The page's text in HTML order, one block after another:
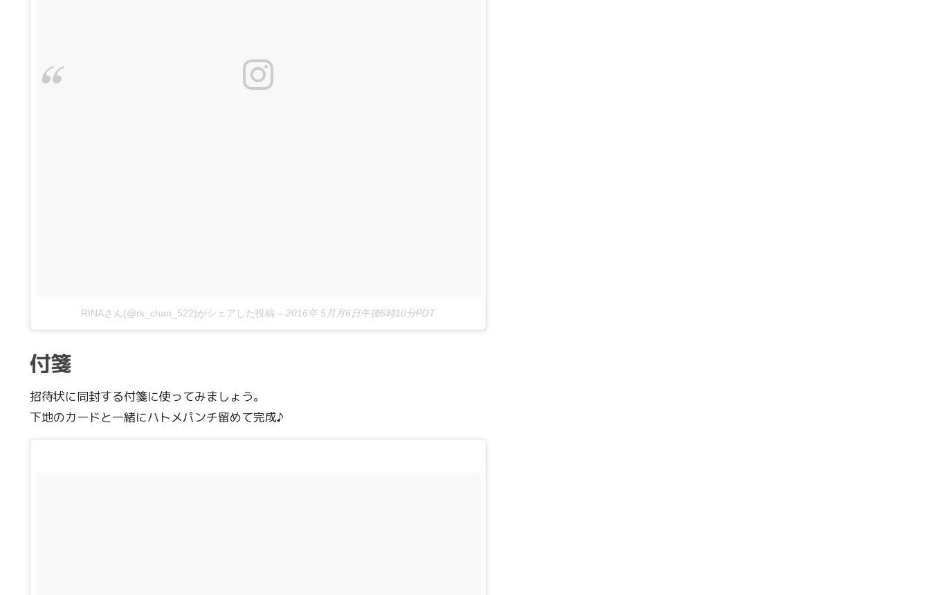
RINAさん(@rk_chan_522)がシェアした投稿 – 2016年 5月月6日午後6時10分PDT
付箋
招待状に同封する付箋に使ってみましょう。
下地のカードと一緒にハトメパンチ留めて完成♪